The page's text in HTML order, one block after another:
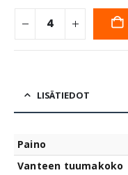
LISÄTIEDOT
Paino
Vanteen tuumakoko